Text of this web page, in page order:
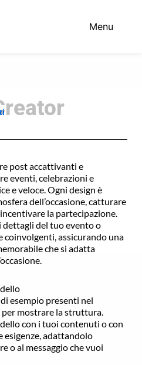
Menu
post accattivanti e
eventi, celebrazioni e
e veloce. Ogni design è
dell’occasione, catturare
la partecipazione.
dettagli del tuo evento o
assicurando una
che si adatta
esempio presenti nel
mostrare la struttura.
con i tuoi contenuti o con
adattandolo
o al messaggio che vuoi